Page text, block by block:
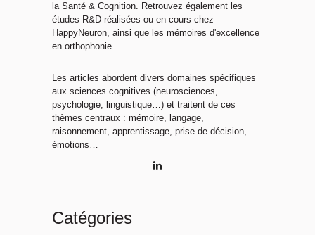
la Santé & Cognition. Retrouvez également les
études R&D réalisées ou en cours chez
HappyNeuron, ainsi que les mémoires d'excellence
en orthophonie.
Les articles abordent divers domaines spécifiques
aux sciences cognitives (neurosciences,
psychologie, linguistique…) et traitent de ces
thèmes centraux : mémoire, langage,
raisonnement, apprentissage, prise de décision,
émotions…
Catégories